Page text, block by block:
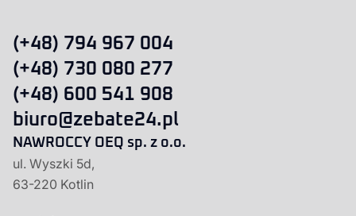
(+48) 794 967 004
(+48) 730 080 277
(+48) 600 541 908
biuro@zebate24.pl
NAWROCCY OEQ sp. z o.o.
ul. Wyszki 5d,
63-220 Kotlin